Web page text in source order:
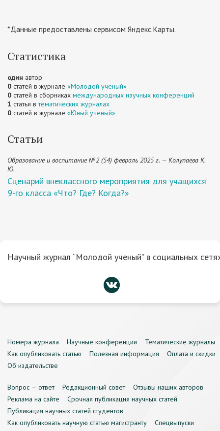
*Данные предоставлены сервисом Яндекс.Карты.
Статистика
один автор
0 статей в журнале «Молодой ученый»
0 статей в сборниках международных научных конференций
1 статья втематических журналах
0 статей в журнале «Юный ученый»
Статьи
Образование и воспитание №2 (54) февраль 2025 г. — Колупаева К.
Ю.
Сценарий внеклассного мероприятия для учащихся
9-го класса «Что? Где? Когда?»
Научный журнал “Молодой ученый” в социальных
Номера журнала Научные конференции
Тематические журналы
Как опубликовать статью
Полезная информация
Оплата и скидки
Об издательстве
Вопрос — ответ Редакционный совет
Отзывы наших авторов
Реклама на сайте
Срочная публикация научных статей
Публикация научных статей студентов
Как опубликовать научную статью магистранту
Спецвыпуски